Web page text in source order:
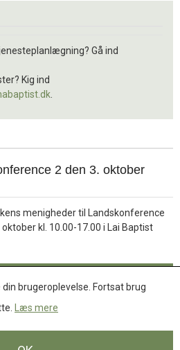
Gå ind
Kig ind
2 den 3. oktober
menigheder til Landskonference
kl. 10.00-17.00 i Lai Baptist
Læs mere
brugeroplevelse. Fortsat brug
Læs mere